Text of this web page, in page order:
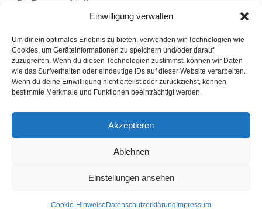
Einwilligung verwalten
Um dir ein optimales Erlebnis zu bieten, verwenden wir Technologien wie
Cookies, um Geräteinformationen zu speichern und/oder darauf
zuzugreifen. Wenn du diesen Technologien zustimmst, können wir Daten
wie das Surfverhalten oder eindeutige IDs auf dieser Website verarbeiten.
Wenn du deine Einwilligung nicht erteilst oder zurückziehst, können
bestimmte Merkmale und Funktionen beeinträchtigt werden.
Akzeptieren
Ablehnen
Einstellungen ansehen
Cookie-Hinweise Datenschutzerklärung Impressum
Pressemitteilungen
Gastronomie,greenbox
Nachhaltigkeit
Herbstputz aktuell wie nie
Maximale Sichtbarkeit bei Tag und Nacht
FAQ
© 1991 - 2026. PUNKT PR GmbH. Alle Rechte vorbehalten.